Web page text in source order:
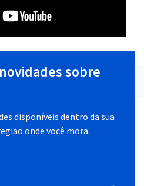
sobre
disponíveis dentro da sua
onde você mora.